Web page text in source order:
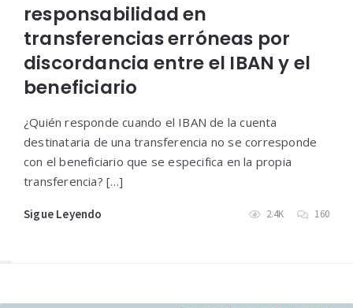
responsabilidad en
transferencias erróneas por
discordancia entre el IBAN y el
beneficiario
¿Quién responde cuando el IBAN de la cuenta
destinataria de una transferencia no se corresponde
con el beneficiario que se especifica en la propia
transferencia? […]
Sigue Leyendo 2.4K 160